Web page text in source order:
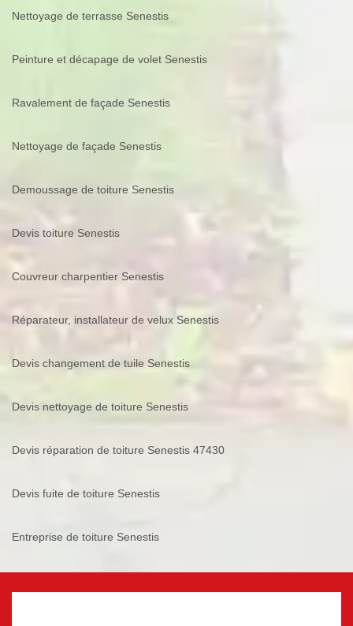
Nettoyage de terrasse Senestis
Peinture et décapage de volet Senestis
Ravalement de façade Senestis
Nettoyage de façade Senestis
Demoussage de toiture Senestis
Devis toiture Senestis
Couvreur charpentier Senestis
Réparateur, installateur de velux Senestis
Devis changement de tuile Senestis
Devis nettoyage de toiture Senestis
Devis réparation de toiture Senestis 47430
Devis fuite de toiture Senestis
Entreprise de toiture Senestis